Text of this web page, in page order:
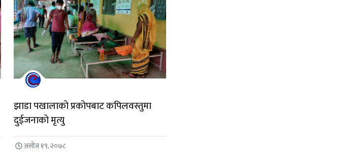
झाडा पखालाको प्रकोपबाट कपिलवस्तुमा
दुईजनाको मृत्यु
असोज १९, २०७८